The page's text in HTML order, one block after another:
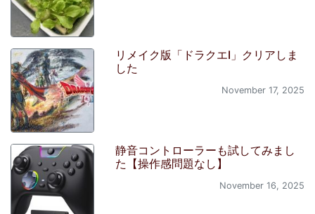
リメイク版「ドラクエI」クリアしま
した
November 17, 2025
静音コントローラーも試してみまし
た【操作感問題なし】
November 16, 2025